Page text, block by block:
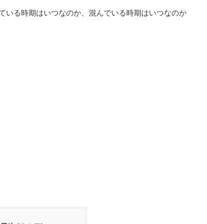
いる時期はいつなのか、混んでいる時期はいつなのか